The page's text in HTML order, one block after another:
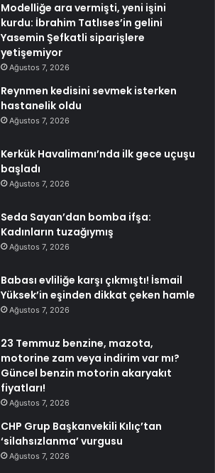
Modelliğe ara vermişti, yeni işini
kurdu: İbrahim Tatlıses’in gelini
Yasemin Şefkatli siparişlere
yetişemiyor
Ağustos 7, 2026
Reynmen kedisini sevmek isterken
hastanelik oldu
Ağustos 7, 2026
Kerkük Havalimanı’nda ilk gece uçuşu
başladı
Ağustos 7, 2026
Seda Sayan’dan bomba ifşa:
Kadınların tuzağıymış
Ağustos 7, 2026
Babası evliliğe karşı çıkmıştı! İsmail
Yüksek’in eşinden dikkat çeken hamle
Ağustos 7, 2026
23 Temmuz benzine, mazota,
motorine zam veya indirim var mı?
Güncel benzin motorin akaryakıt
fiyatları!
Ağustos 7, 2026
CHP Grup Başkanvekili Kılıç’tan
‘silahsızlanma’ vurgusu
Ağustos 7, 2026